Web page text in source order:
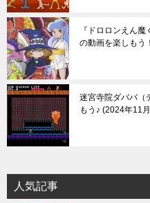
『ドロロンえん
の動画を楽しもう！
迷宮寺院ダババ（
もう♪ 2024年11
人気記事